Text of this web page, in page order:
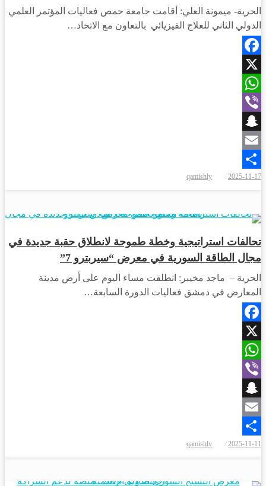
الحرية- ميمونة العلي: أقامت جامعة حمص فعاليات المؤتمر العلمي
الدولي الثاني للعلاج الفيزيائي بالتعاون مع الاتحاد…
Facebook
X
WhatsApp
Viber
Snapchat
Email
Share
في
2025-11-17
qamishly
تحالفات استراتيجية وخطة طموحة لانطلاق حقبة جديدة في
مجال الطاقة السورية في معرض “سيربترو 7”
الحرية – ماجد مخيبر: انطلقت مساء اليوم على أرض مدينة
المعارض في دمشق فعاليات الدورة السابعة…
Facebook
X
WhatsApp
Viber
Snapchat
Email
Share
في
2025-11-11
qamishly